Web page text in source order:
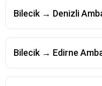
Bilecik → Denizli
Bilecik → Edirne